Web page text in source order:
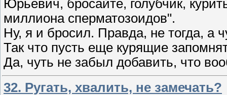
Юрьевич, бросайте, голубчик,
миллиона сперматозоидов".
Ну, я и бросил. Правда, не тогда, а
Так что пусть еще курящие
Да, чуть не забыл добавить, что
32. Ругать, хвалить, не замечать?